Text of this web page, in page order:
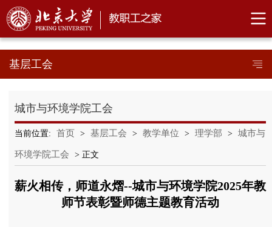
基层工会
城市与环境学院工会
当前位置: 首页 > 基层工会 > 教学单位 > 理学部 > 城市与
环境学院工会 > 正文
薪火相传，师道永熠--城市与环境学院2025年教
师节表彰暨师德主题教育活动